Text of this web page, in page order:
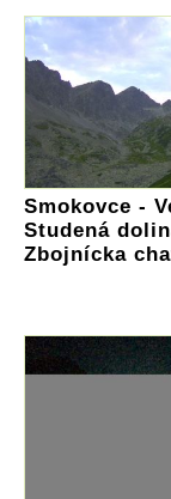
Smokovce -
Studená
Zbojnícka